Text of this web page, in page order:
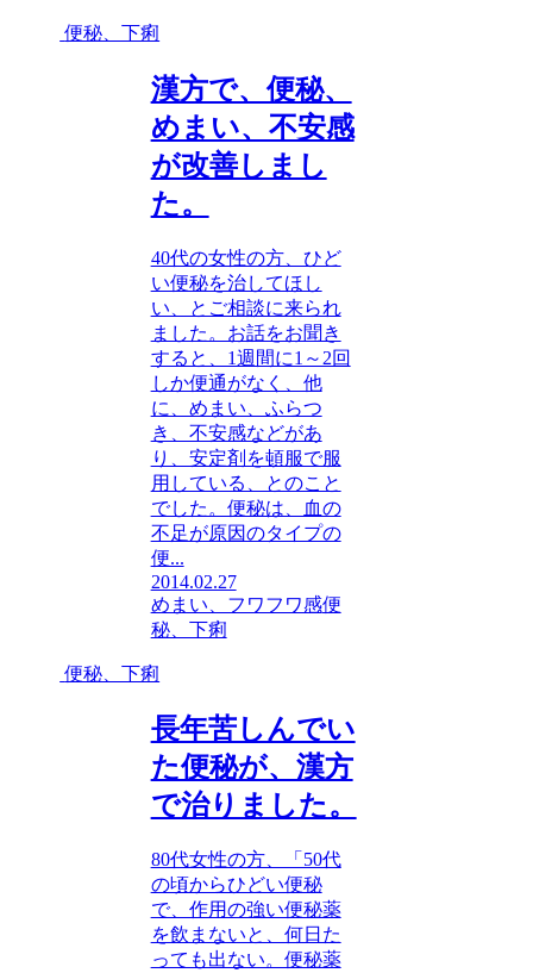
便秘、下痢
漢方で、便秘、
めまい、不安感
が改善しまし
た。
40代の女性の方、ひど
い便秘を治してほし
い、とご相談に来られ
ました。お話をお聞き
すると、1週間に1～2回
しか便通がなく、他
に、めまい、ふらつ
き、不安感などがあ
り、安定剤を頓服で服
用している、とのこと
でした。便秘は、血の
不足が原因のタイプの
便...
2014.02.27
めまい、フワフワ感便
秘、下痢
便秘、下痢
長年苦しんでい
た便秘が、漢方
で治りました。
80代女性の方、「50代
の頃からひどい便秘
で、作用の強い便秘薬
を飲まないと、何日た
っても出ない。便秘薬